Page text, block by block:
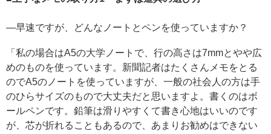
―早速ですが、どんなノートとペンを使っていますか？
「私の場合はA5の大学ノートで、行の高さは7mmとやや広
めのものを使っています。新聞記者はたくさんメモをとる
のでA5のノートを使っていますが、一般の社会人の方は手
のひらサイズのもので大丈夫だと思いますよ。書くのはボ
ールペンです。鉛筆は滑りやすくて書き心地はいいのです
が、芯が折れることもあるので、あまりお勧めはできない